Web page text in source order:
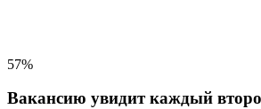
57%
Вакансию увидит каждый